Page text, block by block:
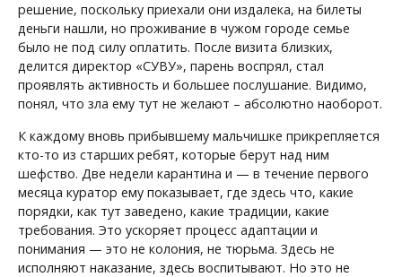
решение, поскольку приехали они издалека, на билеты
деньги нашли, но проживание в чужом городе семье
было не под силу оплатить. После визита близких,
делится директор «СУВУ», парень воспрял, стал
проявлять активность и большее послушание. Видимо,
понял, что зла ему тут не желают – абсолютно наоборот.
К каждому вновь прибывшему мальчишке прикрепляется
кто-то из старших ребят, которые берут над ним
шефство. Две недели карантина и — в течение первого
месяца куратор ему показывает, где здесь что, какие
порядки, как тут заведено, какие традиции, какие
требования. Это ускоряет процесс адаптации и
понимания — это не колония, не тюрьма. Здесь не
исполняют наказание, здесь воспитывают. Но это не